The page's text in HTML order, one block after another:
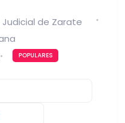
de Zarate
POPULARES